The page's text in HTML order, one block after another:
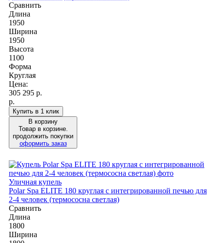
Сравнить
Длина
1950
Ширина
1950
Высота
1100
Форма
Круглая
Цена:
305 295 р.
р.
Купить в 1 клик
В корзину
Товар в корзине.
продолжить покупки
оформить заказ
Уличная купель
Polar Spa ELITE 180 круглая с интегрированной печью для
2-4 человек (термососна светлая)
Сравнить
Длина
1800
Ширина